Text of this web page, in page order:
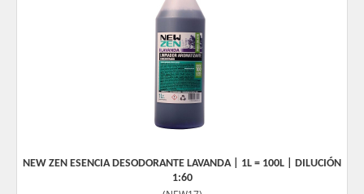
NEW ZEN ESENCIA DESODORANTE LAVANDA | 1L = 100L | DILUCIÓN
1:60